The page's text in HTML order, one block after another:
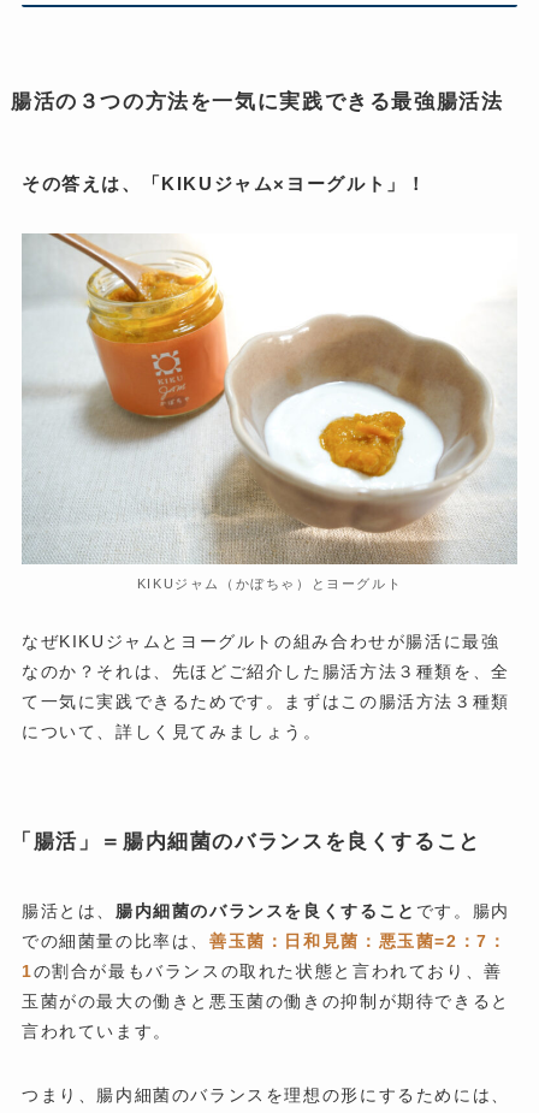
腸活の３つの方法を一気に実践できる最強腸活法
その答えは、「KIKUジャム×ヨーグルト」！
KIKUジャム（かぼちゃ）とヨーグルト
なぜKIKUジャムとヨーグルトの組み合わせが腸活に最強
なのか？それは、先ほどご紹介した腸活方法３種類を、全
て一気に実践できるためです。まずはこの腸活方法３種類
について、詳しく見てみましょう。
「腸活」＝腸内細菌のバランスを良くすること
腸活とは、 腸内細菌のバランスを良くすること です。腸内
での細菌量の比率は、善玉菌：日和見菌：悪玉菌=2：7：
1の割合が最もバランスの取れた状態と言われており、善
玉菌がの最大の働きと悪玉菌の働きの抑制が期待できると
言われています。
つまり、腸内細菌のバランスを理想の形にするためには、